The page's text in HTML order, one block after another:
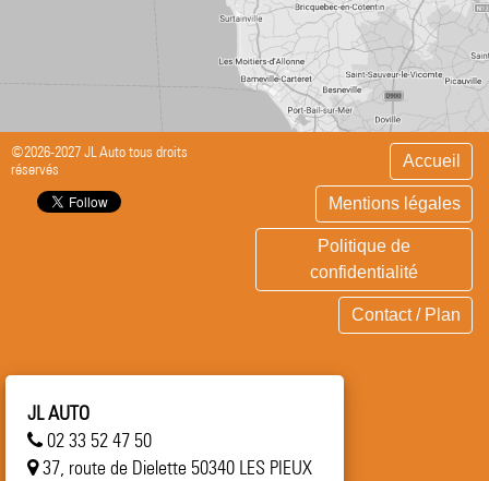
©2026-2027 JL Auto tous droits
réservés
JL AUTO
02 33 52 47 50
37, route de Dielette 50340 LES PIEUX
Accueil
Mentions légales
Politique de
confidentialité
Contact / Plan